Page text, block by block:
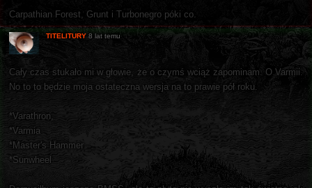
Carpathian Forest, Grunt i Turbonegro póki co.
TITELITURY 8 lat temu
Cały czas stukało mi w głowie, że o czymś wciąż zapominam. O Varmii.
No to to będzie moja ostateczna wersja na to prawie pół roku.
*Varathron,
*Varmia
*Master's Hammer
*Sunwheel